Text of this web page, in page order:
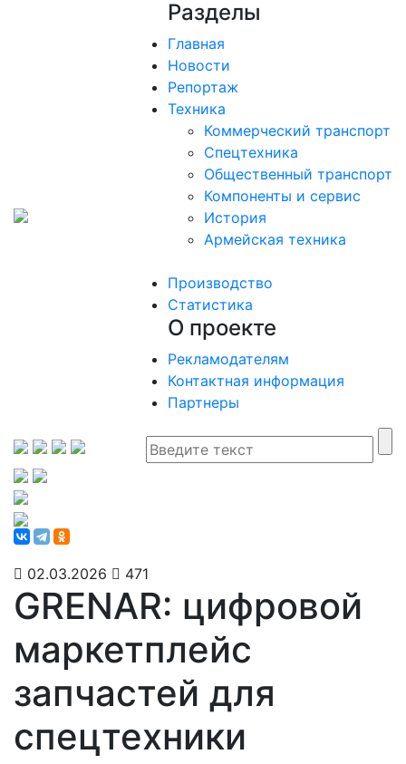
Разделы
Главная
Новости
Репортаж
Техника
Коммерческий транспорт
Спецтехника
Общественный транспорт
Компоненты и сервис
История
Армейская техника
Производство
Статистика
О проекте
Рекламодателям
Контактная информация
Партнеры
02.03.2026 471
GRENAR: цифровой
маркетплейс
запчастей для
спецтехники